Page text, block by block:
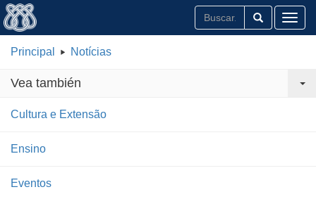
Principal Notícias
Vea también
Cultura e Extensão
Ensino
Eventos